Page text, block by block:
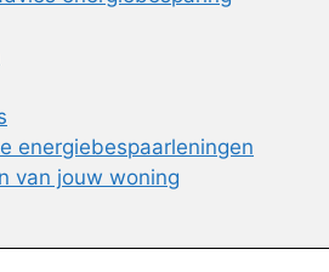
energiebespaarleningen
van jouw woning